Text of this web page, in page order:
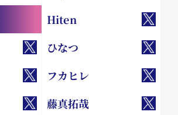
Hiten
ひなつ
フカヒレ
藤真拓哉